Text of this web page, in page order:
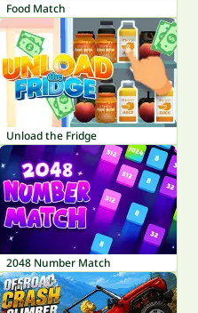
Food Match
Unload the Fridge
2048 Number Match